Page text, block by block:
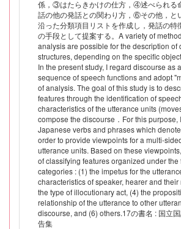
係，③はたらきかけの仕方，④述べられる
話の他の発話との関わり方，⑥その他，と
沿った分類項目リストを作成し，発話の特
の手段として提案する。A variety of
analysis are possible for the description of
structures, depending on the specific
In the present study, I regard discourse as
sequence of speech functions and adopt
of analysis. The goal of this study is to
features through the identification of
characteristics of the utterance units
compose the discourse．For this purpose,
Japanese verbs and phrases which
order to provide viewpoints for a multi-
utterance units. Based on these
of classifying features organized under
categories : (1) the impetus for the
characteristics of speaker, hearer and
the type of illocutionary act, (4) the
relationship of the utterance to other
discourse, and (6) others.17の書名 : 国立
告集